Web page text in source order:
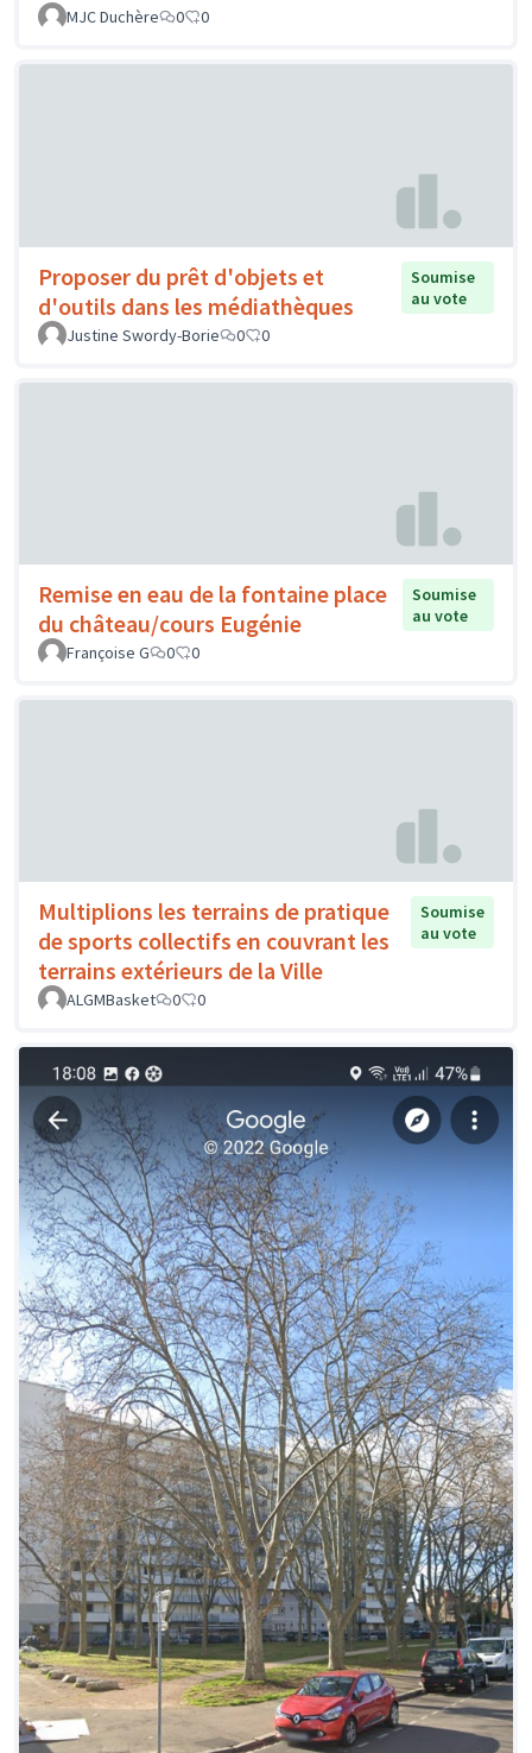
MJC Duchère
0 0
Proposer du prêt d'objets et
d'outils dans les médiathèques
Soumise
au vote
Justine Swordy-Borie
0 0
Remise en eau de la fontaine place
du château/cours Eugénie
Soumise
au vote
Françoise G
0 0
Multiplions les terrains de pratique
de sports collectifs en couvrant les
terrains extérieurs de la Ville
Soumise
au vote
ALGMBasket 0 0